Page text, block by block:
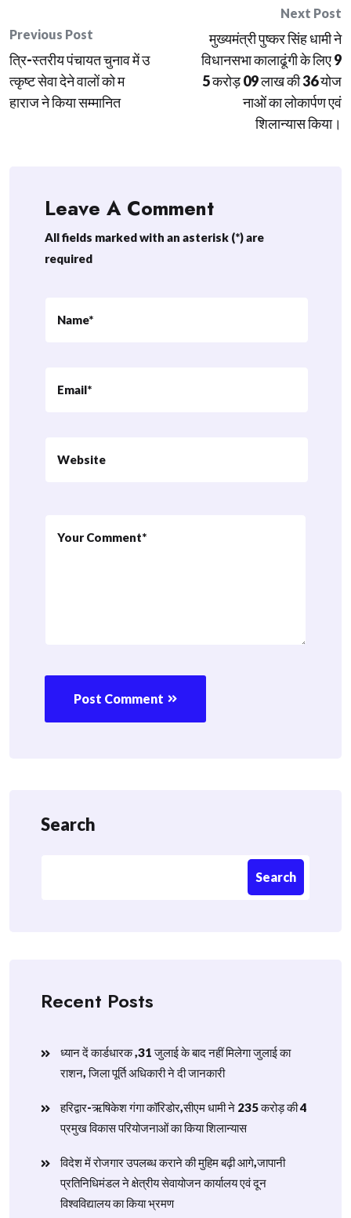
Post
navigation
Previous Post
त्रि-स्तरीय पंचायत चुनाव में उ
त्कृष्ट सेवा देने वालों को म
हाराज ने किया सम्मानित
Next Post
मुख्यमंत्री पुष्कर सिंह धामी ने
विधानसभा कालाढूंगी के लिए 9
5 करोड़ 09 लाख की 36 योज
नाओं का लोकार्पण एवं
शिलान्यास किया।
Leave A Comment
All fields marked with an asterisk (*) are
required
Post Comment
Search
Search
Recent Posts
ध्यान दें कार्डधारक ,31 जुलाई के बाद नहीं मिलेगा जुलाई का
राशन, जिला पूर्ति अधिकारी ने दी जानकारी
हरिद्वार-ऋषिकेश गंगा कॉरिडोर,सीएम धामी ने 235 करोड़ की 4
प्रमुख विकास परियोजनाओं का किया शिलान्यास
विदेश में रोजगार उपलब्ध कराने की मुहिम बढ़ी आगे,जापानी
प्रतिनिधिमंडल ने क्षेत्रीय सेवायोजन कार्यालय एवं दून
विश्वविद्यालय का किया भ्रमण